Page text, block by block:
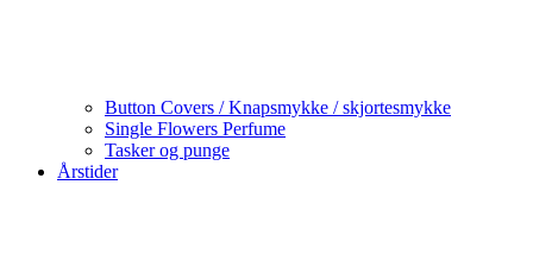
Button Covers / Knapsmykke / skjortesmykke
Single Flowers Perfume
Tasker og punge
Årstider